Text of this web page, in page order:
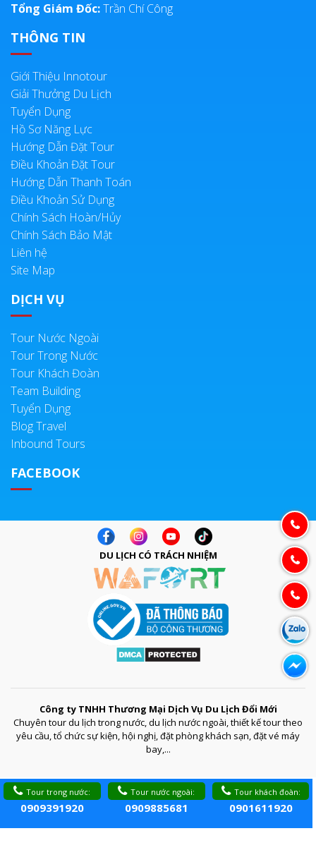
Tour trong nước:
0909391920
Tour nước ngoài:
0909885681
Tour khách đoàn:
0901611920
Tổng Giám Đốc:Trần Chí Công
THÔNG TIN
Giới Thiệu Innotour
Giải Thưởng Du Lịch
Tuyển Dụng
Hồ Sơ Năng Lực
Hướng Dẫn Đặt Tour
Điều Khoản Đặt Tour
Hướng Dẫn Thanh Toán
Điều Khoản Sử Dụng
Chính Sách Hoàn/Hủy
Chính Sách Bảo Mật
Liên hệ
Site Map
DỊCH VỤ
Tour Nước Ngoài
Tour Trong Nước
Tour Khách Đoàn
Team Building
Tuyển Dụng
Blog Travel
Inbound Tours
FACEBOOK
DU LỊCH CÓ TRÁCH NHIỆM
Công ty TNHH Thương Mại Dịch Vụ Du Lịch Đổi Mới
Chuyên tour du lịch trong nước, du lịch nước ngoài, thiết kế tour theo
yêu cầu, tổ chức sự kiện, hội nghị, đặt phòng khách sạn, đặt vé máy
bay,...